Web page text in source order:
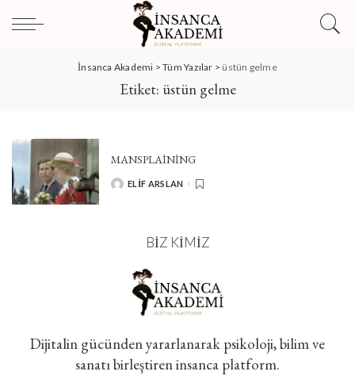
İnsanca Akademi >Tüm Yazılar > üstün gelme
Etiket: üstün gelme
MANSPLAINING
POSTEDELIF ARSLAN
BIZ KIMIZ
Dijitalin gücünden yararlanarak psikoloji, bilim ve
sanatı birleştiren insanca platform.